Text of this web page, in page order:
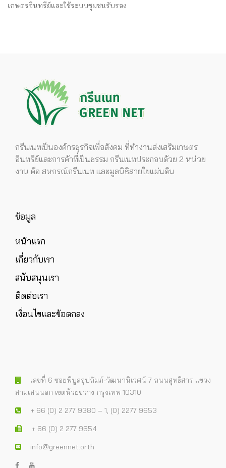
เกษตรอินทรีย์และใช้ระบบชุมชนรับรอง
กรีนเนทเป็นองค์กรธุรกิจเพื่อสังคม ที่ทำงานส่งเสริมเกษตร
อินทรีย์และการค้าที่เป็นธรรม กรีนเนทประกอบด้วย 2 หน่วย
งาน คือ สหกรณ์กรีนเนท และมูลนิธิสายใยแผ่นดิน
ข้อมูล
หน้าแรก
เกี่ยวกับเรา
สนับสนุนเรา
ติดต่อเรา
เงื่อนไขและข้อตกลง
เลขที่ 6 ซอยพิบูลอุปถัมภ์-วัฒนานิเวศน์ 7 ถนนสุทธิสาร แขวง
สามเสนนอก เขตห้วยขวาง กรุงเทพ 10310
+ 66 (0) 2 277 9380 – 1, (0) 2277 9653
+ 66 (0) 2 277 9654
info@greennet.or.th